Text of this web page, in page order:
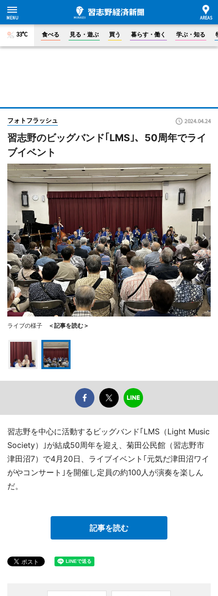
33°C 食べる 見る・遊ぶ 買う 暮らす・働く 学ぶ・知る
フォトフラッシュ 2024.04.24
習志野のビッグバンド｢LMS｣、50周年でライ
ブイベント
ライブの様子 ＜記事を読む＞
習志野を中心に活動するビッグバンド｢LMS（Light Music
Society）｣が結成50周年を迎え、菊田公民館（習志野市
津田沼7）で4月20日、ライブイベント｢元気だ津田沼ワイ
がやコンサート｣を開催し定員の約100人が演奏を楽しん
だ。
記事を読む